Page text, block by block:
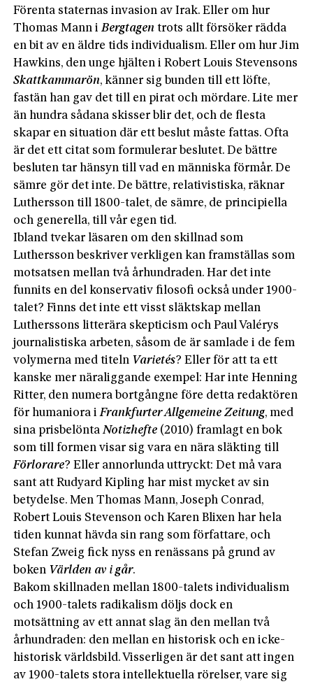
Förenta staternas invasion av Irak. Eller om hur
Thomas Mann iBergtagen trots allt försöker rädda
en bit av en äldre tids individualism. Eller om hur Jim
Hawkins, den unge hjälten i Robert Louis Stevensons
Skattkammarön, känner sig bunden till ett löfte,
fastän han gav det till en pirat och mördare. Lite mer
än hundra sådana skisser blir det, och de flesta
skapar en situation där ett beslut måste fattas. Ofta
är det ett citat som formulerar beslutet. De bättre
besluten tar hänsyn till vad en människa förmår. De
sämre gör det inte. De bättre, relativistiska, räknar
Luthersson till 1800-talet, de sämre, de principiella
och generella, till vår egen tid.
Ibland tvekar läsaren om den skillnad som
Luthersson beskriver verkligen kan framställas som
motsatsen mellan två århundraden. Har det inte
funnits en del konservativ filosofi också under 1900-
talet? Finns det inte ett visst släktskap mellan
Lutherssons litterära skepticism och Paul Valérys
journalistiska arbeten, såsom de är samlade i de fem
volymerna med titeln Varietés? Eller för att ta ett
kanske mer näraliggande exempel: Har inte Henning
Ritter, den numera bortgångne före detta redaktören
för humaniora iFrankfurter Allgemeine Zeitung, med
sina prisbelöntaNotizhefte (2010) framlagt en bok
som till formen visar sig vara en nära släkting till
Förlorare? Eller annorlunda uttryckt: Det må vara
sant att Rudyard Kipling har mist mycket av sin
betydelse. Men Thomas Mann, Joseph Conrad,
Robert Louis Stevenson och Karen Blixen har hela
tiden kunnat hävda sin rang som författare, och
Stefan Zweig fick nyss en renässans på grund av
boken Världen av i går.
Bakom skillnaden mellan 1800-talets individualism
och 1900-talets radikalism döljs dock en
motsättning av ett annat slag än den mellan två
århundraden: den mellan en historisk och en icke-
historisk världsbild. Visserligen är det sant att ingen
av 1900-talets stora intellektuella rörelser, vare sig